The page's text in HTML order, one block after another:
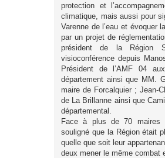
protection et
climatique, mais aussi pour
Varenne de l’eau et évoquer
par un projet de
président de la Région
visioconférence depuis
Président de l’AMF 04
département ainsi que MM.
maire de Forcalquier ; Jean-
de La Brillanne ainsi que
départemental.
Face à plus de 70 maires
souligné que la Région était
quelle que soit leur
deux mener le même combat